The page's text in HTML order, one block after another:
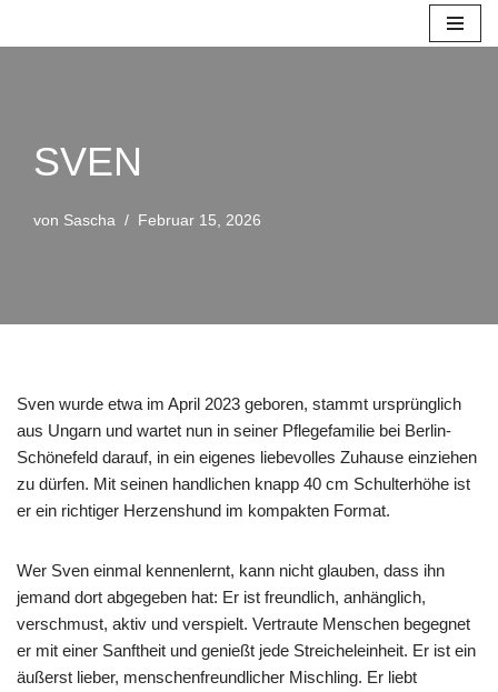
SVEN
von Sascha Februar 15, 2026
Sven wurde etwa im April 2023 geboren, stammt ursprünglich
aus Ungarn und wartet nun in seiner Pflegefamilie bei Berlin-
Schönefeld darauf, in ein eigenes liebevolles Zuhause einziehen
zu dürfen. Mit seinen handlichen knapp 40 cm Schulterhöhe ist
er ein richtiger Herzenshund im kompakten Format.
Wer Sven einmal kennenlernt, kann nicht glauben, dass ihn
jemand dort abgegeben hat: Er ist freundlich, anhänglich,
verschmust, aktiv und verspielt. Vertraute Menschen begegnet
er mit einer Sanftheit und genießt jede Streicheleinheit. Er ist ein
äußerst lieber, menschenfreundlicher Mischling. Er liebt